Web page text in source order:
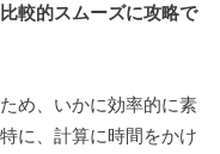
較的スムーズに攻略で
め、いかに効率的に素
に、計算に時間をかけ